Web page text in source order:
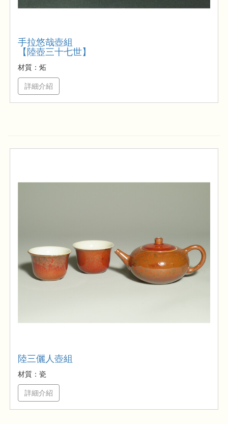
手拉悠哉壺組
【陸壺三十七世】
材質：炻
詳細介紹
陸三儷人壺組
材質：瓷
詳細介紹